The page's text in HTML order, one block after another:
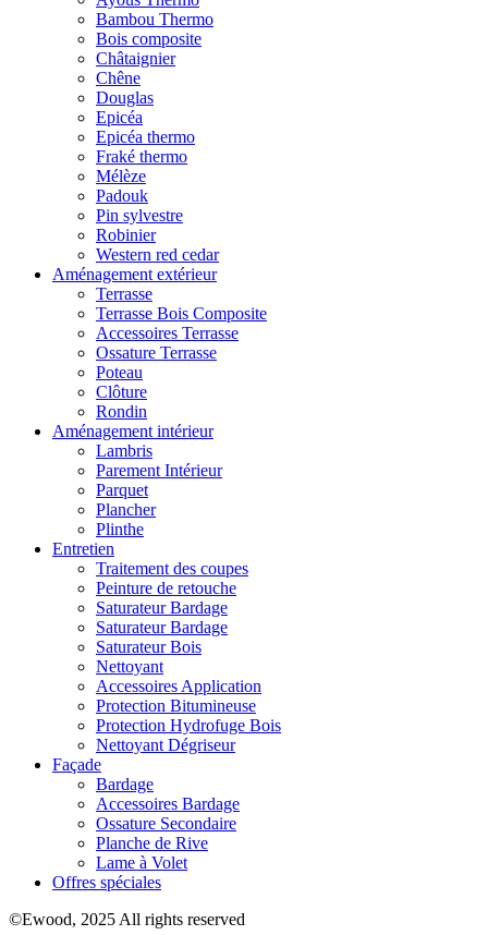
Bambou Thermo
Bois composite
Châtaignier
Chêne
Douglas
Epicéa
Epicéa thermo
Fraké thermo
Mélèze
Padouk
Pin sylvestre
Robinier
Western red cedar
Aménagement extérieur
Terrasse
Terrasse Bois Composite
Accessoires Terrasse
Ossature Terrasse
Poteau
Clôture
Rondin
Aménagement intérieur
Lambris
Parement Intérieur
Parquet
Plancher
Plinthe
Entretien
Traitement des coupes
Peinture de retouche
Saturateur Bardage
Saturateur Bardage
Saturateur Bois
Nettoyant
Accessoires Application
Protection Bitumineuse
Protection Hydrofuge Bois
Nettoyant Dégriseur
Façade
Bardage
Accessoires Bardage
Ossature Secondaire
Planche de Rive
Lame à Volet
Offres spéciales
©Ewood, 2025 All rights reserved